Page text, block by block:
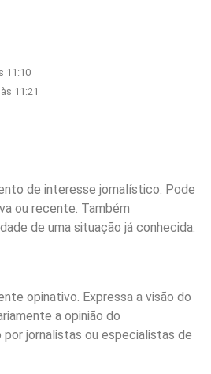
11:10
11:21
de interesse jornalístico. Pode
ou recente. Também
de uma situação já conhecida.
opinativo. Expressa a visão do
a opinião do
jornalistas ou especialistas de